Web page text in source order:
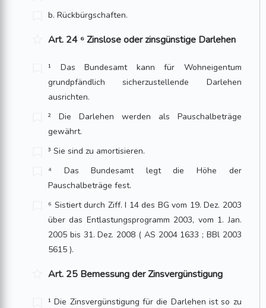
b. Rückbürgschaften.
Art. 24 ⁶ Zinslose oder zinsgünstige Darlehen
¹ Das Bundesamt kann für Wohneigentum
grundpfändlich sicherzustellende Dar­lehen
ausrichten.
² Die Darlehen werden als Pauschalbeträge
gewährt.
³ Sie sind zu amortisieren.
⁴ Das Bundesamt legt die Höhe der
Pauschalbeträge fest.
⁶ Sistiert durch Ziff. I 14 des BG vom 19. Dez. 2003
über das Entlastungsprogramm 2003, vom 1. Jan.
2005 bis 31. Dez. 2008 ( AS 2004 1633 ; BBl 2003
5615 ).
Art. 25 Bemessung der Zinsvergünstigung
¹ Die Zinsvergünstigung für die Darlehen ist so zu